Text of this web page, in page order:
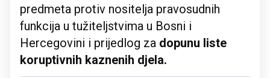
predmeta protiv nositelja pravosudnih
funkcija u tužiteljstvima u Bosni i
Hercegovini i prijedlog za dopunu liste
koruptivnih kaznenih djela.